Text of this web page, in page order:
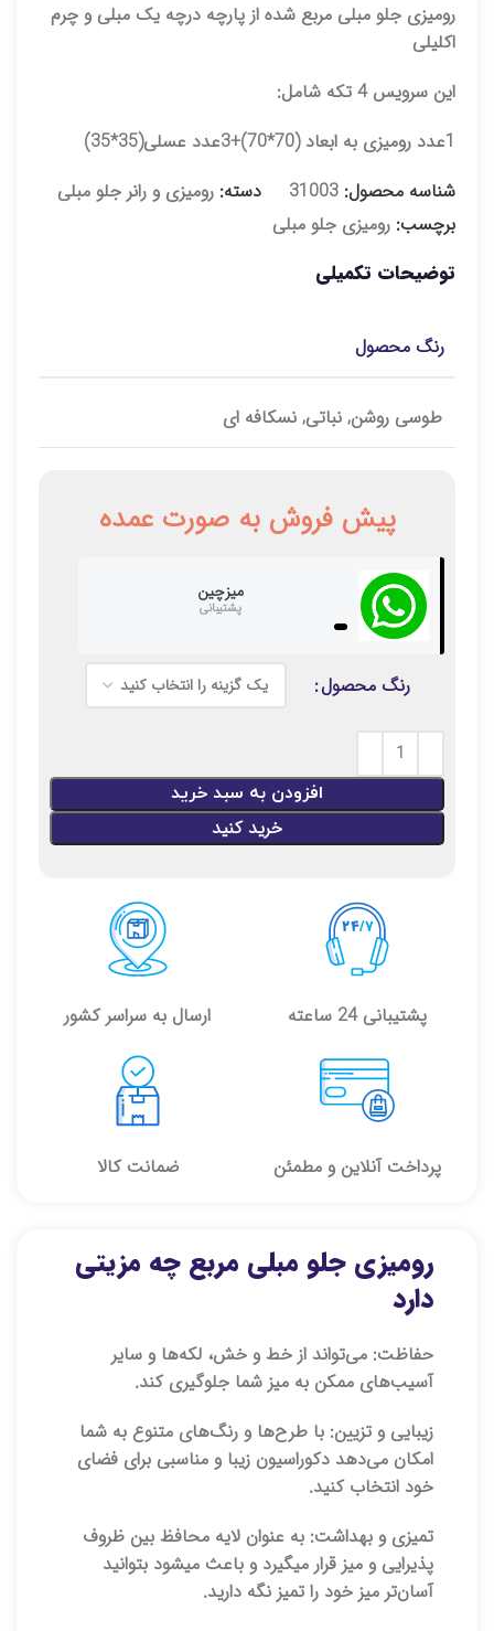
رومیزی جلو مبلی مربع شده از پارچه درچه یک مبلی و چرم
اکلیلی
این سرویس 4 تکه شامل:
1عدد رومیزی به ابعاد (70*70)+3عدد عسلی(35*35)
شناسه محصول: 31003 دسته: رومیزی و رانر جلو مبلی
برچسب: رومیزی جلو مبلی
توضیحات تکمیلی
رنگ محصول
طوسی روشن, نباتی, نسکافه ای
پیش فروش به صورت عمده
میزچین
پشتیبانی
رنگ محصول
افزودن به سبد خرید
خرید کنید
پشتیبانی 24 ساعته ارسال به سراسر کشور
پرداخت آنلاین و مطمئن ضمانت کالا
رومیزی جلو مبلی مربع چه مزیتی
دارد
حفاظت: می‌تواند از خط و خش، لکه‌ها و سایر
آسیب‌های ممکن به میز شما جلوگیری کند.
زیبایی و تزیین: با طرح‌ها و رنگ‌های متنوع به شما
امکان می‌دهد دکوراسیون زیبا و مناسبی برای فضای
خود انتخاب کنید.
تمیزی و بهداشت: به عنوان لایه محافظ بین ظروف
پذیرایی و میز قرار میگیرد و باعث میشود بتوانید
آسان‌تر میز خود را تمیز نگه دارید.